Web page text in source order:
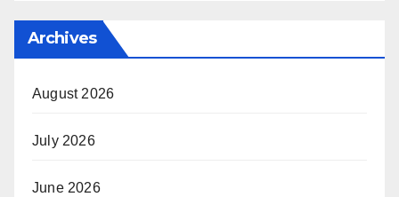
Archives
August 2026
July 2026
June 2026